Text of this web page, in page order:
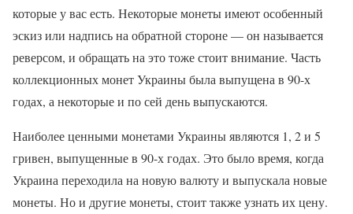
которые у вас есть. Некоторые монеты имеют особенный
эскиз или надпись на обратной стороне — он называется
реверсом, и обращать на это тоже стоит внимание. Часть
коллекционных монет Украины была выпущена в 90-х
годах, а некоторые и по сей день выпускаются.
Наиболее ценными монетами Украины являются 1, 2 и 5
гривен, выпущенные в 90-х годах. Это было время, когда
Украина переходила на новую валюту и выпускала новые
монеты. Но и другие монеты, стоит также узнать их цену.